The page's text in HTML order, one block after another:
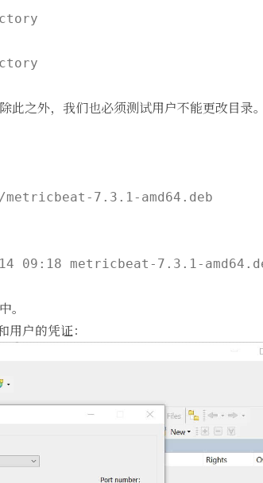
之外，我们也必须测试用户不能更改目录。
7.3.1-amd64.deb
。
户的凭证：